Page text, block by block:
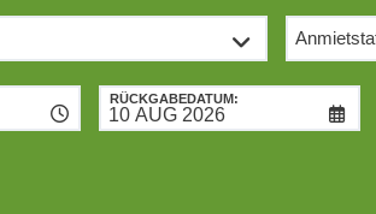
RÜCKGABEDATUM: